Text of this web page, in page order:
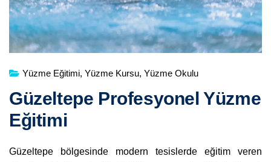
Yüzme Eğitimi, Yüzme Kursu, Yüzme Okulu
Güzeltepe Profesyonel Yüzme
Eğitimi
Güzeltepe bölgesinde modern tesislerde eğitim veren